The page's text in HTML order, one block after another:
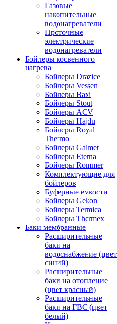
Газовые
накопительные
водонагреватели
Проточные
электрические
водонагреватели
Бойлеры косвенного
нагрева
Бойлеры Drazice
Бойлеры Vessen
Бойлеры Baxi
Бойлеры Stout
Бойлеры ACV
Бойлеры Hajdu
Бойлеры Royal
Thermo
Бойлеры Galmet
Бойлеры Eterna
Бойлеры Rommer
Комплектующие для
бойлеров
Буферные емкости
Бойлеры Gekon
Бойлеры Termica
Бойлеры Thermex
Баки мембранные
Расширительные
баки на
водоснабжение (цвет
синий)
Расширительные
баки на отопление
(цвет красный)
Расширительные
баки на ГВС (цвет
белый)